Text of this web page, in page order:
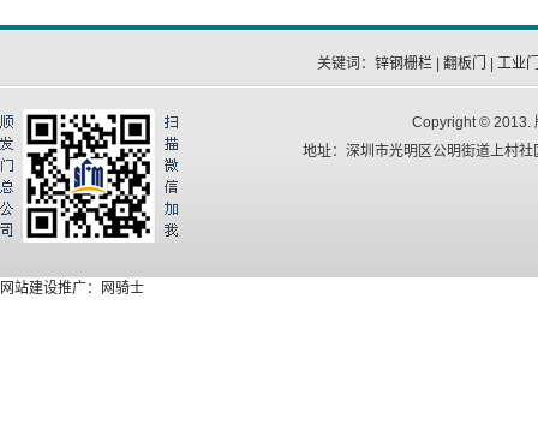
关键词： 锌钢栅栏| 翻板门 工业
Copyright © 2013.
地址：深圳市光明区公明街道上村
网站建设推广：网骑士